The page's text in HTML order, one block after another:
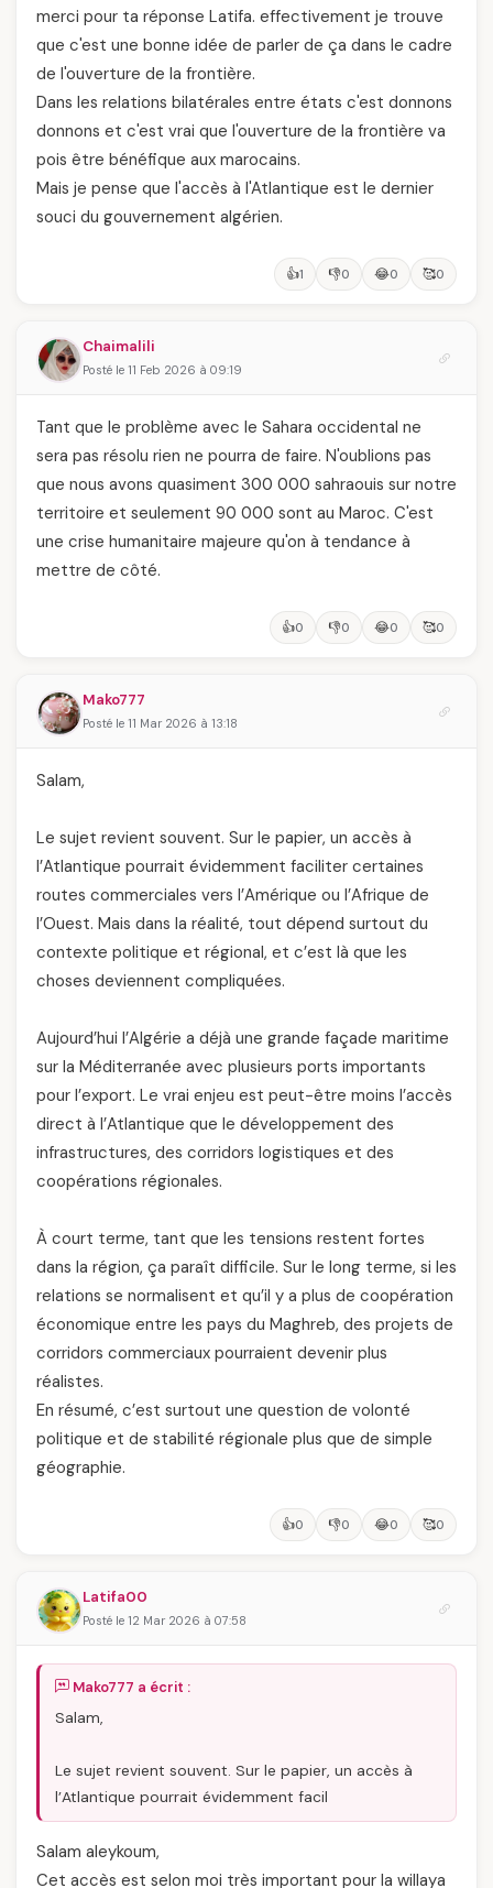
merci pour ta réponse Latifa. effectivement je trouve
que c'est une bonne idée de parler de ça dans le cadre
de l'ouverture de la frontière.
Dans les relations bilatérales entre états c'est donnons
donnons et c'est vrai que l'ouverture de la frontière va
pois être bénéfique aux marocains.
Mais je pense que l'accès à l'Atlantique est le dernier
souci du gouvernement algérien.
👍1 👎0 😂0 🥰0
Chaimalili
Posté le 11 Feb 2026 à 09:19
Tant que le problème avec le Sahara occidental ne
sera pas résolu rien ne pourra de faire. N'oublions pas
que nous avons quasiment 300 000 sahraouis sur notre
territoire et seulement 90 000 sont au Maroc. C'est
une crise humanitaire majeure qu'on à tendance à
mettre de côté.
👍0 👎0 😂0 🥰0
Mako777
Posté le 11 Mar 2026 à 13:18
Salam,
Le sujet revient souvent. Sur le papier, un accès à
l’Atlantique pourrait évidemment faciliter certaines
routes commerciales vers l’Amérique ou l’Afrique de
l’Ouest. Mais dans la réalité, tout dépend surtout du
contexte politique et régional, et c’est là que les
choses deviennent compliquées.
Aujourd’hui l’Algérie a déjà une grande façade maritime
sur la Méditerranée avec plusieurs ports importants
pour l’export. Le vrai enjeu est peut-être moins l’accès
direct à l’Atlantique que le développement des
infrastructures, des corridors logistiques et des
coopérations régionales.
À court terme, tant que les tensions restent fortes
dans la région, ça paraît difficile. Sur le long terme, si les
relations se normalisent et qu’il y a plus de coopération
économique entre les pays du Maghreb, des projets de
corridors commerciaux pourraient devenir plus
réalistes.
En résumé, c’est surtout une question de volonté
politique et de stabilité régionale plus que de simple
géographie.
👍0 👎0 😂0 🥰0
Latifa00
Posté le 12 Mar 2026 à 07:58
Mako777 a écrit :
Salam,
Le sujet revient souvent. Sur le papier, un accès à
l’Atlantique pourrait évidemment facil
Salam aleykoum,
Cet accès est selon moi très important pour la willaya